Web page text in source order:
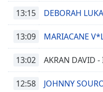
13:15 DEBORAH
13:09 MARIACANE
13:02 AKRAN DAVID
12:58 JOHNNY